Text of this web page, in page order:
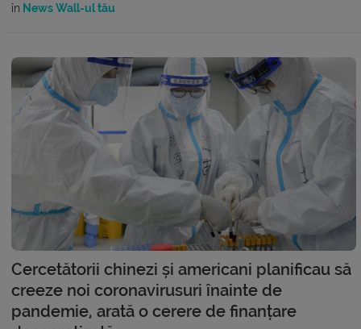
în News Wall-ul tău
Cercetătorii chinezi și americani planificau să
creeze noi coronavirusuri înainte de
pandemie, arată o cerere de finanțare